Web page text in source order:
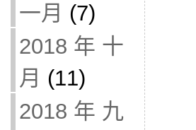
一月 (7)
2018 年 十
月 (11)
2018 年 九